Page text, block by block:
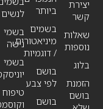
יצירת
קשר
שאלות
נוספות
בלוג
הזמנת
בושם
לנשים
בשמי
נישה
בשמי
טיפוח
ביותר
בשמים
מיניאטורים
/ דוגמיות
בושם
לפי צבע
בושם